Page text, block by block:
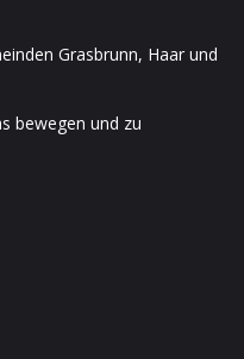
Grasbrunn, Haar und
bewegen und zu